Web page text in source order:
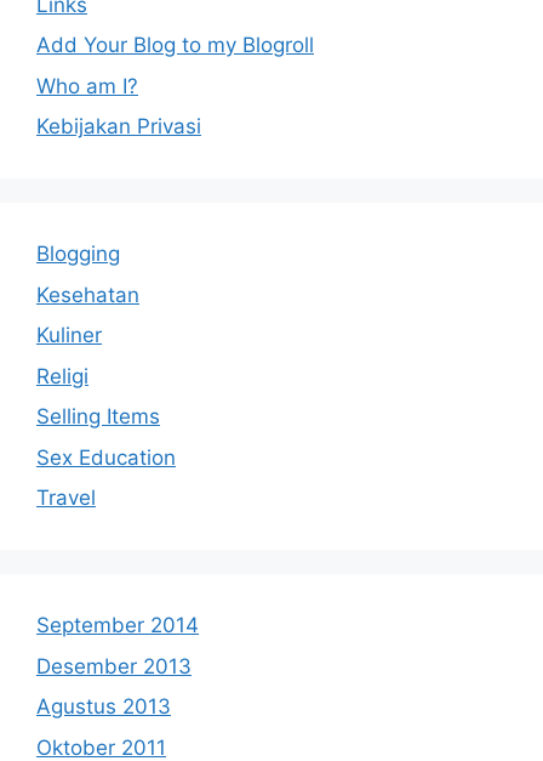
Add Your Blog to my Blogroll
Who am I?
Kebijakan Privasi
Blogging
Kesehatan
Kuliner
Religi
Selling Items
Sex Education
Travel
September 2014
Desember 2013
Agustus 2013
Oktober 2011